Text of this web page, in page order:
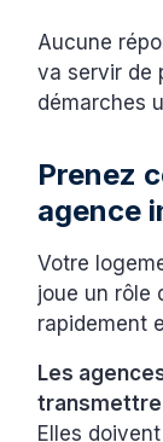
Aucune
va servir de
démarches
Prenez
agence
Votre
joue un rôle
rapidement
Les
transmettre
Elles